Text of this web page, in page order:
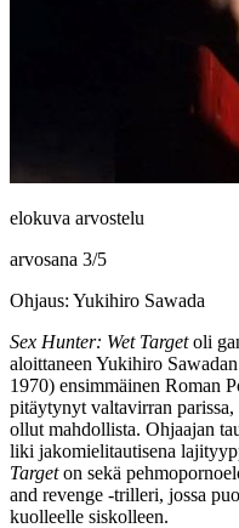
elokuva arvostelu
arvosana 3/5
Ohjaus: Yukihiro Sawada
Sex Hunter: Wet Targetoli
aloittaneen Yukihiro Sawadan
1970) ensimmäinen Roman
pitäytynyt valtavirran
ollut mahdollista. Ohjaajan
liki jakomielitautisena
Targeton sekä
and revenge ‑trilleri, jossa
kuolleelle siskolleen.